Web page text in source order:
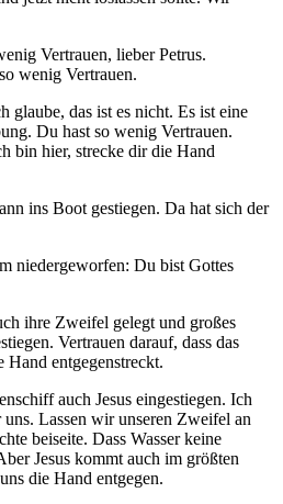
Vertrauen, lieber Petrus.
wenig Vertrauen.
das ist es nicht. Es ist eine
Du hast so wenig Vertrauen.
bin hier, strecke dir die Hand
ins Boot gestiegen. Da hat sich der
niedergeworfen: Du bist Gottes
ihre Zweifel gelegt und großes
Vertrauen darauf, dass das
Hand entgegenstreckt.
auch Jesus eingestiegen. Ich
Lassen wir unseren Zweifel an
beiseite. Dass Wasser keine
Jesus kommt auch im größten
die Hand entgegen.